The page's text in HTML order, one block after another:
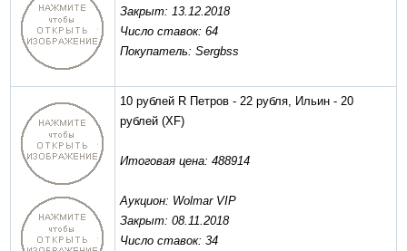
Закрыт: 13.12.2018
Число ставок: 64
Покупатель: Sergbss
10 рублей R Петров - 22 рубля, Ильин - 20
рублей (XF)
Итоговая цена: 488914
Аукцион: Wolmar VIP
Закрыт: 08.11.2018
Число ставок: 34